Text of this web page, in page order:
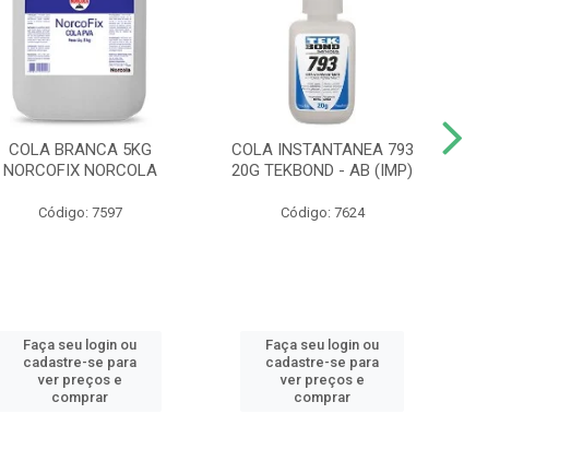
COLA BRANCA 5KG
NORCOFIX NORCOLA
Código: 7597
Faça seu login ou
cadastre-se para
ver preços e
comprar
COLA INSTANTANEA 793
20G TEKBOND - AB (IMP)
Código: 7624
Faça seu login ou
cadastre-se para
ver preços e
comprar